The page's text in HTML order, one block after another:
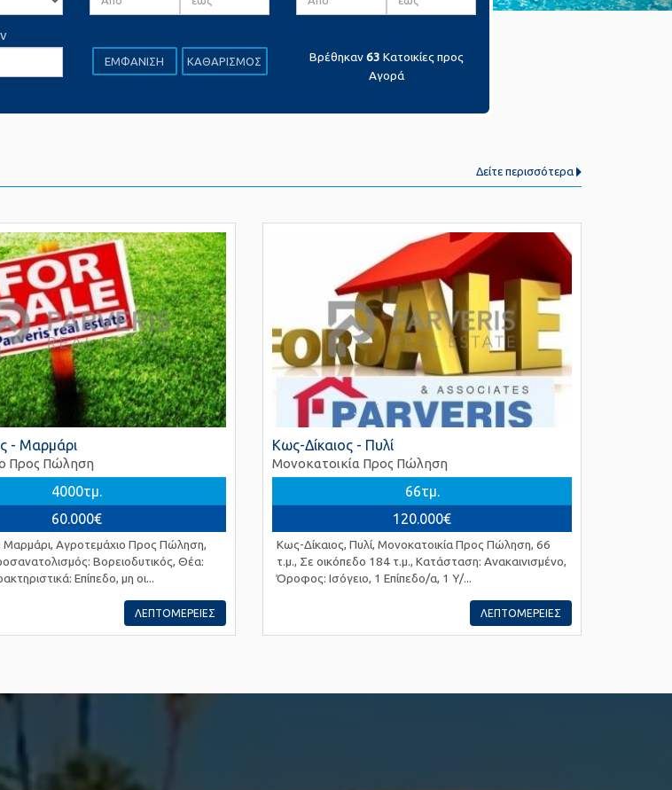
ΕΜΦΑΝΙΣΗ ΚΑΘΑΡΙΣΜΟΣ Βρέθηκαν63 Κατοικίες προς
Αγορά
Δείτε περισσότερα
- Μαρμάρι
Προς Πώληση
4000τμ.
60.000€
Μαρμάρι, Αγροτεμάχιο Προς Πώληση,
Βορειοδυτικός, Θέα:
Επίπεδο, μη οι...
ΛΕΠΤΟΜΕΡΕΙΕΣ
Κως-Δίκαιος - Πυλί
Μονοκατοικία Προς Πώληση
66τμ.
120.000€
Κως-Δίκαιος, Πυλί, Μονοκατοικία Προς Πώληση, 66
τ.μ., Σε οικόπεδο 184 τ.μ., Κατάσταση: Ανακαινισμένο,
Όροφος: Ισόγειο, 1 Επίπεδο/α, 1 Υ/...
ΛΕΠΤΟΜΕΡΕΙΕΣ